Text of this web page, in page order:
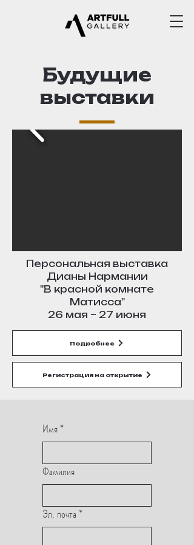
Будущие
выставки
Персональная выставка
Дианы Нармании
"В красной комнате
Матисса"
26 мая – 27 июня
Подробнее
Регистрация на открытие
Имя*
Фамилия
Эл. почта *